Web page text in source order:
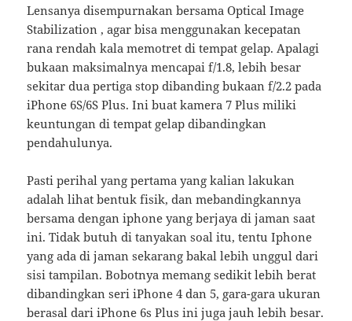
Lensanya disempurnakan bersama Optical Image
Stabilization , agar bisa menggunakan kecepatan
rana rendah kala memotret di tempat gelap. Apalagi
bukaan maksimalnya mencapai f/1.8, lebih besar
sekitar dua pertiga stop dibanding bukaan f/2.2 pada
iPhone 6S/6S Plus. Ini buat kamera 7 Plus miliki
keuntungan di tempat gelap dibandingkan
pendahulunya.
Pasti perihal yang pertama yang kalian lakukan
adalah lihat bentuk fisik, dan mebandingkannya
bersama dengan iphone yang berjaya di jaman saat
ini. Tidak butuh di tanyakan soal itu, tentu Iphone
yang ada di jaman sekarang bakal lebih unggul dari
sisi tampilan. Bobotnya memang sedikit lebih berat
dibandingkan seri iPhone 4 dan 5, gara-gara ukuran
berasal dari iPhone 6s Plus ini juga jauh lebih besar.